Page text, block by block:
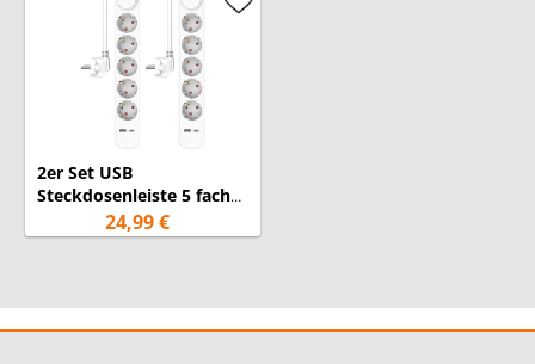
2er Set USB
Steckdosenleiste 5 fach
mit 2-poligem Schalter,
Kindersicherung Weiß
24,99 €